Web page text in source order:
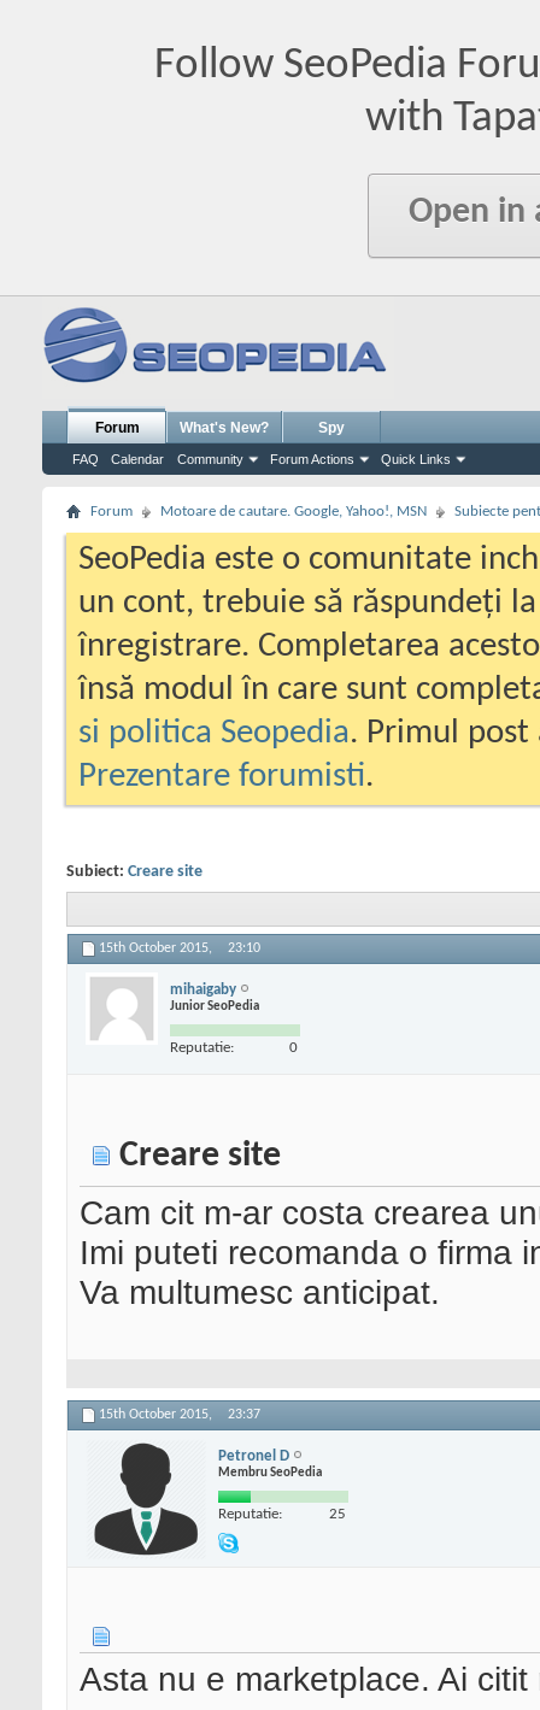
Follow SeoPedia
with
Open in
Forum
FAQ Calendar Community Forum Actions Quick Links
What's New? Spy
Forum Motoare de cautare. Google, Yahoo!, MSN Subiecte
SeoPedia este o comunitate
un cont, trebuie să răspundeți
înregistrare. Completarea
însă modul în care sunt
si politica Seopedia. Primul
Prezentare forumisti.
Subiect: Creare site
15th October 2015, 23:10
mihaigaby
Junior SeoPedia
Reputatie: 0
Creare site
Cam cit m-ar costa crearea
Imi puteti recomanda o firma
Va multumesc anticipat.
15th October 2015, 23:37
Petronel D
Membru SeoPedia
Reputatie: 25
Asta nu e marketplace. Ai